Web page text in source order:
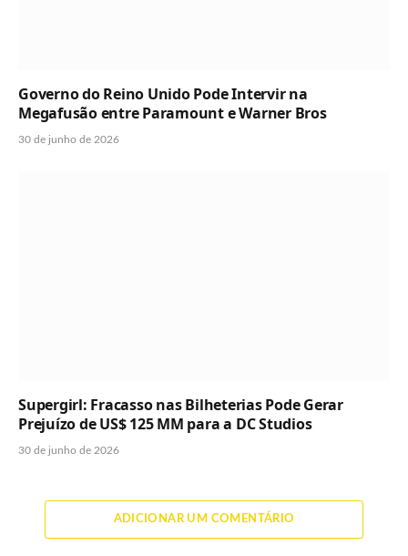
Governo do Reino Unido Pode Intervir na
Megafusão entre Paramount e Warner Bros
30 de junho de 2026
Supergirl: Fracasso nas Bilheterias Pode Gerar
Prejuízo de US$ 125 MM para a DC Studios
30 de junho de 2026
ADICIONAR UM COMENTÁRIO